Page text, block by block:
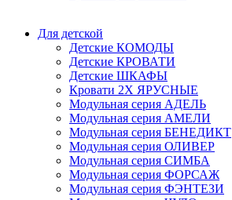
Для детской
Детские КОМОДЫ
Детские КРОВАТИ
Детские ШКАФЫ
Кровати 2Х ЯРУСНЫЕ
Модульная серия АДЕЛЬ
Модульная серия АМЕЛИ
Модульная серия БЕНЕДИКТ
Модульная серия ОЛИВЕР
Модульная серия СИМБА
Модульная серия ФОРСАЖ
Модульная серия ФЭНТЕЗИ